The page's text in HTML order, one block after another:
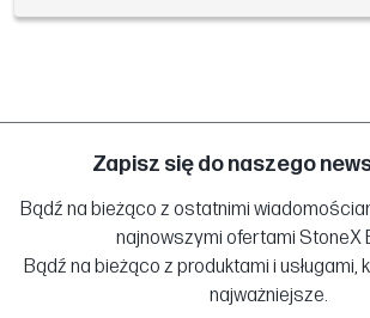
Zapisz się do naszego
Bądź na bieżąco z ostatnimi
najnowszymi ofertami StoneX
Bądź na bieżąco z produktami i usługami,
najważniejsze.